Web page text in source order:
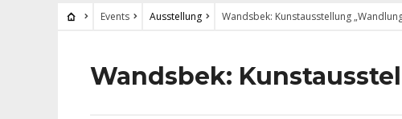
Events Ausstellung Wandsbek: Kunstausstellung
Wandsbek: